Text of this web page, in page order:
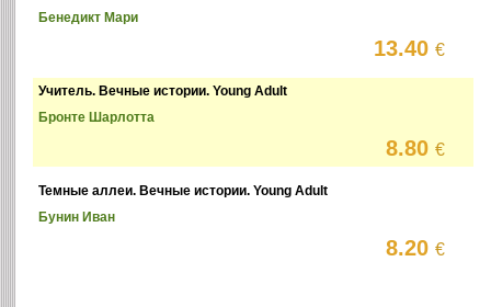
Бенедикт Мари
13.40€
Учитель. Вечные истории. Young Adult
Бронте Шарлотта
8.80€
Темные аллеи. Вечные истории. Young Adult
Бунин Иван
8.20€